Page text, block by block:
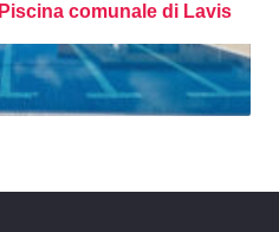
Piscina comunale di Lavis